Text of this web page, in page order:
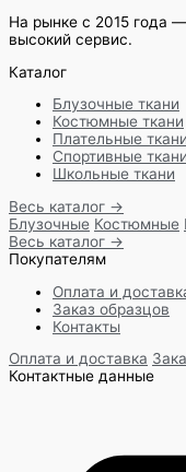
На рынке с 2015 года
высокий сервис.
Каталог
Блузочные ткани
Костюмные ткани
Плательные ткани
Спортивные ткани
Школьные ткани
Весь каталог →
Блузочные Костюмные
Весь каталог →
Покупателям
Оплата и
Заказ образцов
Контакты
Оплата и доставка
Контактные данные